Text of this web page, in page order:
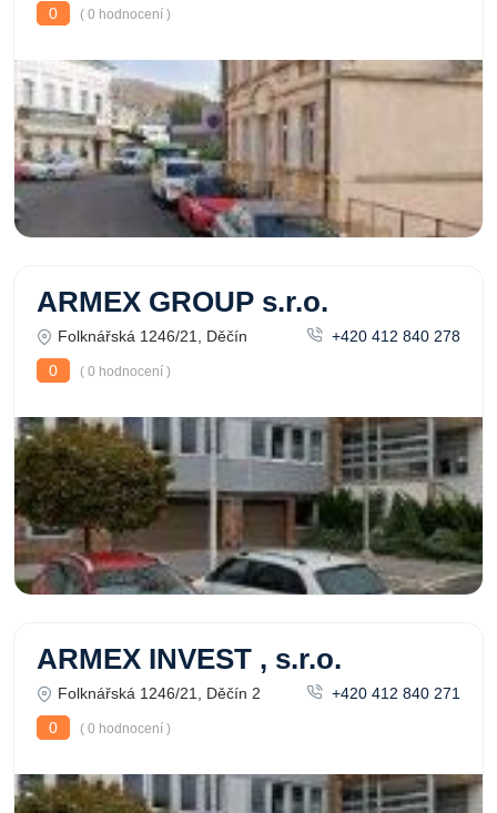
0 ( 0 hodnocení )
ARMEX GROUP s.r.o.
Folknářská 1246/21, Děčín
+420 412 840 278
0
( 0 hodnocení )
ARMEX INVEST , s.r.o.
Folknářská 1246/21, Děčín 2
+420 412 840 271
0
( 0 hodnocení )